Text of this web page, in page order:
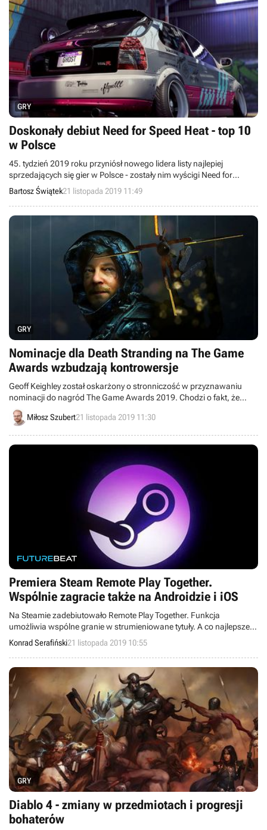
GRY
Doskonały debiut Need for Speed Heat - top 10
w Polsce
45. tydzień 2019 roku przyniósł nowego lidera listy najlepiej
sprzedających się gier w Polsce - zostały nim wyścigi Need for
Speed: Heat. W zestawieniu pojawiło się również najnowsze dzieło
Hideo Kojimy, czyli Death Stranding. Dane otrzymaliśmy dzięki
współpracy ze Stowarzyszeniem Producentów i Dystrybutorów
Oprogramowania Rozrywkowego (SPiDOR).
Bartosz Świątek21 listopada 2019 11:49
GRY
Nominacje dla Death Stranding na The Game
Awards wzbudzają kontrowersje
Geoff Keighley został oskarżony o stronniczość w przyznawaniu
nominacji do nagród The Game Awards 2019. Chodzi o fakt, że
szansę na dziewięć statuetek ma Death Stranding, w którym twórca i
gospodarz imprezy pojawia się gościnnie.
Miłosz Szubert21 listopada 2019 11:30
Premiera Steam Remote Play Together.
Wspólnie zagracie także na Androidzie i iOS
Na Steamie zadebiutowało Remote Play Together. Funkcja
umożliwia wspólne granie w strumieniowane tytuły. A co najlepsze,
tylko gospodarz musi posiadać grę - inni mogą dołączyć do
rozgrywki nawet na urządzeniach z Androidem i iOS.
Konrad Serafiński21 listopada 2019 10:55
GRY
Diablo 4 - zmiany w przedmiotach i progresji
bohaterów